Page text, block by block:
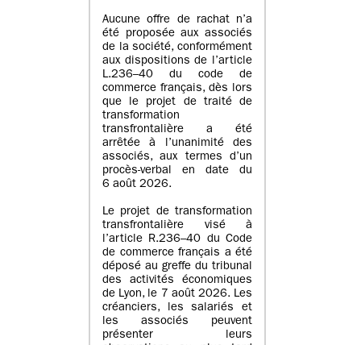
Aucune offre de rachat n’a
été proposée aux associés
de la société, conformément
aux dispositions de l’article
L.236–40 du code de
commerce français, dès lors
que le projet de traité de
transformation
transfrontalière a été
arrêtée à l’unanimité des
associés, aux termes d’un
procès-verbal en date du
6 août 2026.
Le projet de transformation
transfrontalière visé à
l’article R.236–40 du Code
de commerce français a été
déposé au greffe du tribunal
des activités économiques
de Lyon, le 7 août 2026. Les
créanciers, les salariés et
les associés peuvent
présenter leurs